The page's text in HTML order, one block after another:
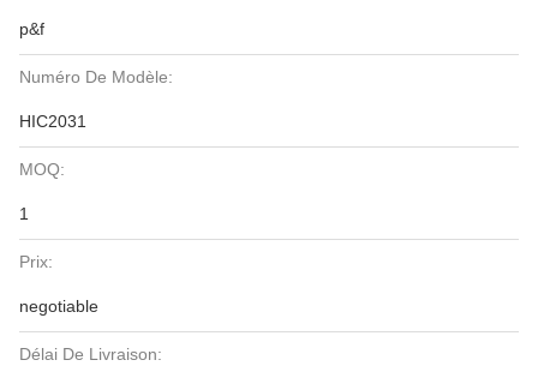
p&f
Numéro De Modèle:
HIC2031
MOQ:
1
Prix:
negotiable
Délai De Livraison: